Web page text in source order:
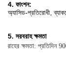
4. ফাংশন:
অ্যাসিড-প্রতিরোধী,
5. সরবরাহ ক্ষমতা
ক্ষমতা: প্রতিদিন